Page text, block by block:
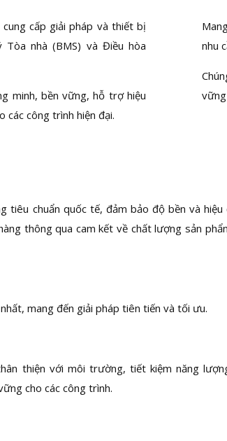
cấp giải pháp và thiết bị
nhà (BMS) và Điều hòa
minh, bền vững, hỗ trợ hiệu
các công trình hiện đại.
nhu
tiêu chuẩn quốc tế, đảm bảo độ bền và hiệu
thông qua cam kết về chất lượng sản
mang đến giải pháp tiên tiến và tối ưu.
thiện với môi trường, tiết kiệm năng
cho các công trình.